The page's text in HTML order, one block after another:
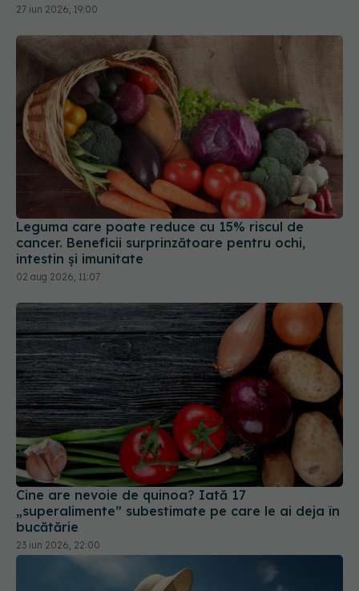
27 iun 2026, 19:00
Leguma care poate reduce cu 15% riscul de
cancer. Beneficii surprinzătoare pentru ochi,
intestin și imunitate
02 aug 2026, 11:07
Cine are nevoie de quinoa? Iată 17
„superalimente” subestimate pe care le ai deja în
bucătărie
23 iun 2026, 22:00